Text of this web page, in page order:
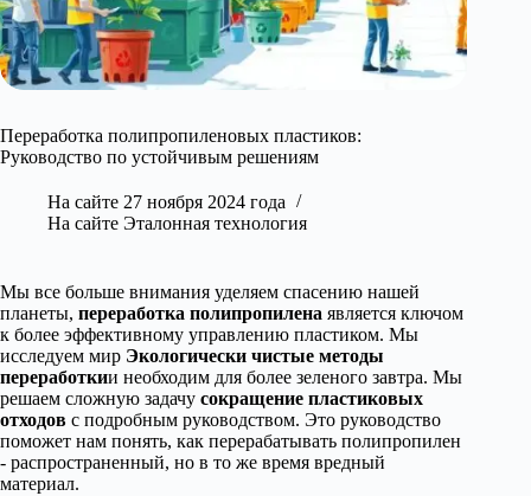
Переработка полипропиленовых пластиков:
Руководство по устойчивым решениям
На сайте 27 ноября 2024 года
На сайте Эталонная технология
Мы все больше внимания уделяем спасению нашей
планеты, переработка полипропилена является ключом
к более эффективному управлению пластиком. Мы
исследуем мир Экологически чистые методы
переработкии необходим для более зеленого завтра. Мы
решаем сложную задачу сокращение пластиковых
отходов с подробным руководством. Это руководство
поможет нам понять, как перерабатывать полипропилен
- распространенный, но в то же время вредный
материал.